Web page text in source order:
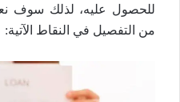
للحصول عليه، لذلك سوف
من التفصيل في النقاط الآتية: